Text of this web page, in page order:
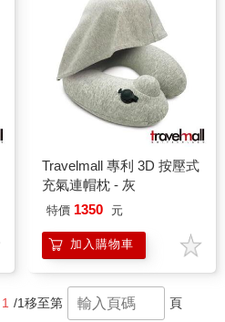
Travelmall 專利 3D 按壓式
充氣連帽枕 - 灰
特價 1350 元
加入購物車
1 /1移至第 頁